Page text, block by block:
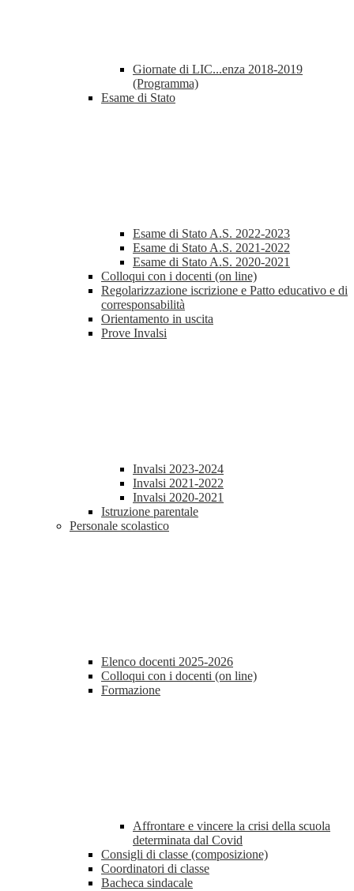
Giornate di LIC...enza 2018-2019
(Programma)
Esame di Stato
Esame di Stato A.S. 2022-2023
Esame di Stato A.S. 2021-2022
Esame di Stato A.S. 2020-2021
Colloqui con i docenti (on line)
Regolarizzazione iscrizione e Patto educativo e di
corresponsabilità
Orientamento in uscita
Prove Invalsi
Invalsi 2023-2024
Invalsi 2021-2022
Invalsi 2020-2021
Istruzione parentale
Personale scolastico
Elenco docenti 2025-2026
Colloqui con i docenti (on line)
Formazione
Affrontare e vincere la crisi della scuola
determinata dal Covid
Consigli di classe (composizione)
Coordinatori di classe
Bacheca sindacale